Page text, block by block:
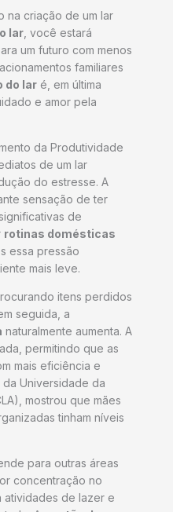
na criação de um lar
lar , você estará
um futuro com menos
familiares
do lar é, em última
e amor pela
da Produtividade
de um lar
do estresse. A
sensação de ter
de
rotinas domésticas
essa pressão
mais leve.
itens perdidos
seguida, a
naturalmente aumenta. A
permitindo que as
mais eficiência e
Universidade da
mostrou que mães
tinham níveis
para outras áreas
concentração no
atividades de lazer e